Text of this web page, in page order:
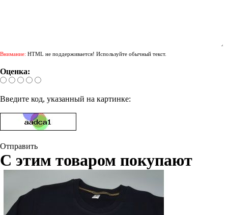
Внимание: HTML не поддерживается! Используйте обычный текст.
Оценка:
Введите код, указанный на картинке:
Отправить
С этим товаром покупают